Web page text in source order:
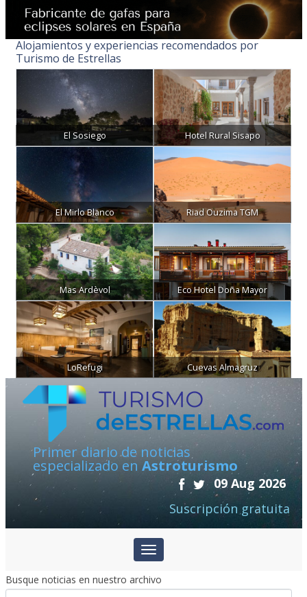
Alojamientos y experiencias recomendados por
Turismo de Estrellas
El Sosiego Hotel Rural Sisapo
El Mirlo Blanco Riad Ouzima TGM
Mas Ardèvol Eco Hotel Doña Mayor
LoRefugi Cuevas Almagruz
Primer diario de noticias
especializado en Astroturismo
09 Aug 2026
Suscripción gratuita
Busque noticias en nuestro archivo